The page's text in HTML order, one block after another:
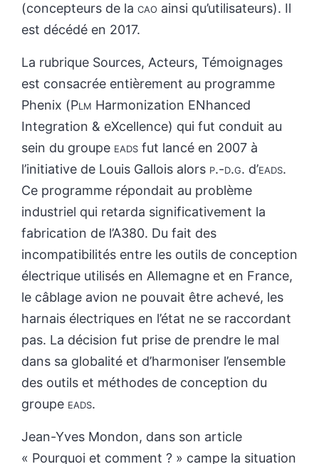
(concepteurs de la cao ainsi qu’utilisateurs). Il
est décédé en 2017.
La rubrique Sources, Acteurs, Témoignages
est consacrée entièrement au programme
Phenix (Plm Harmonization ENhanced
Integration & eXcellence) qui fut conduit au
sein du groupe eads fut lancé en 2007 à
l’initiative de Louis Gallois alors p.-d.g. d’eads.
Ce programme répondait au problème
industriel qui retarda significativement la
fabrication de l’A380. Du fait des
incompatibilités entre les outils de conception
électrique utilisés en Allemagne et en France,
le câblage avion ne pouvait être achevé, les
harnais électriques en l’état ne se raccordant
pas. La décision fut prise de prendre le mal
dans sa globalité et d’harmoniser l’ensemble
des outils et méthodes de conception du
groupe eads.
Jean-Yves Mondon, dans son article
« Pourquoi et comment ? » campe la situation